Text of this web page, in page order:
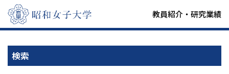
教員紹介・研究業績
検索